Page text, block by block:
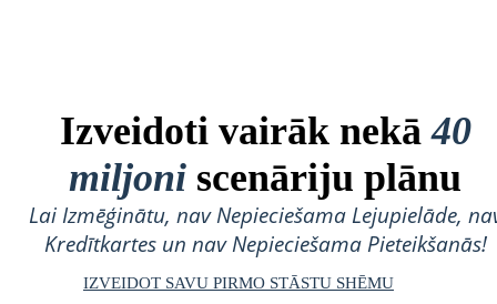
Izveidoti vairāk nekā40
miljoni scenāriju plānu
Lai Izmēģinātu, nav Nepieciešama Lejupielāde,
Kredītkartes un nav Nepieciešama Pieteikšanās!
IZVEIDOT SAVU PIRMO STĀSTU SHĒMU